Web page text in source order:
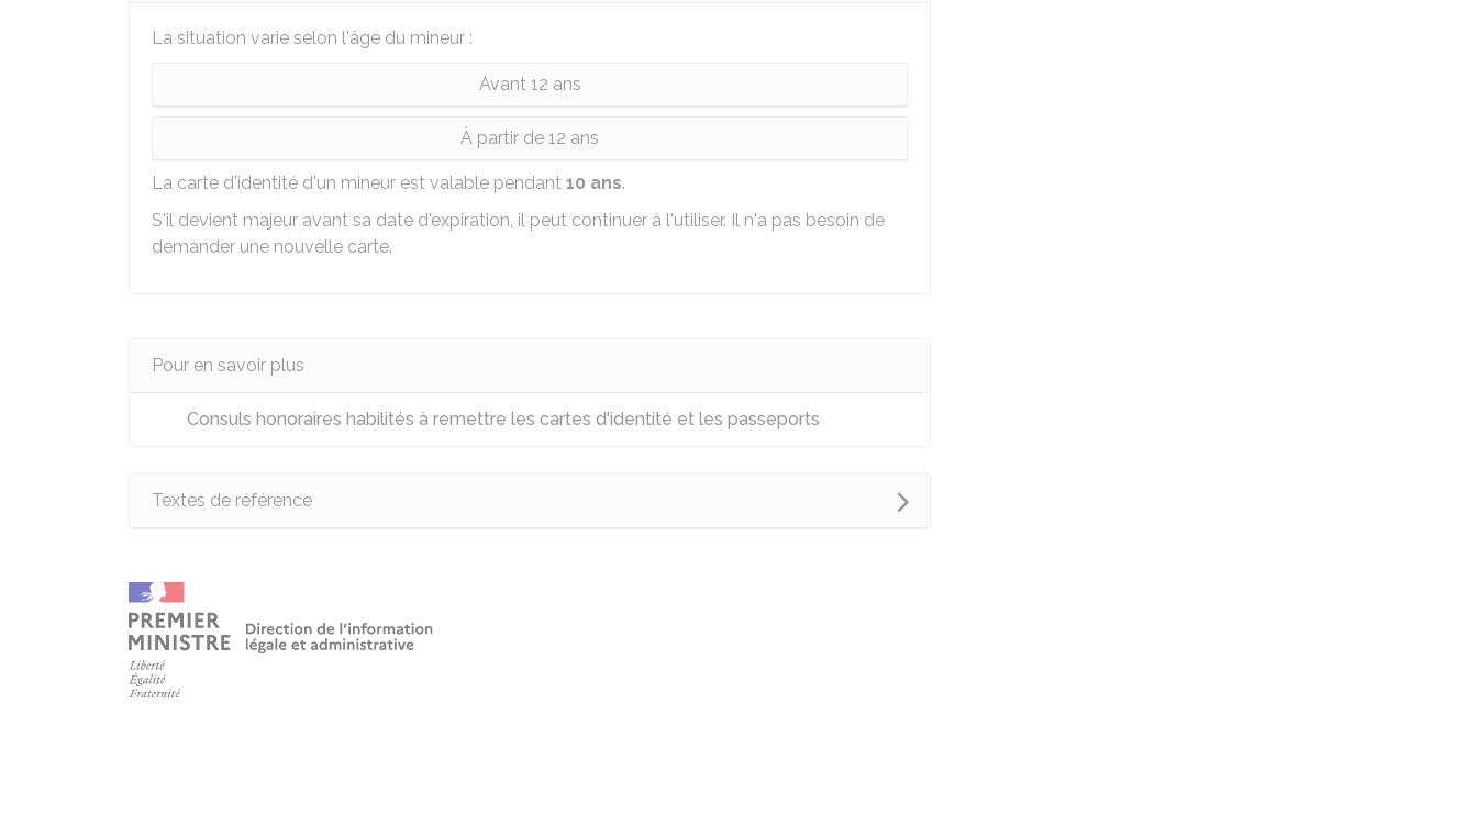
La situation varie selon l'âge du mineur :
Avant 12 ans
À partir de 12 ans
La carte d'identité d'un mineur est valable pendant 10 ans.
S'il devient majeur avant sa date d'expiration, il peut continuer à l'utiliser. Il n'a pas besoin de
demander une nouvelle carte.
Pour en savoir plus
Consuls honoraires habilités à remettre les cartes d'identité et les passeports
Textes de référence